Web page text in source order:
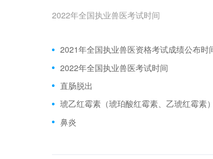
2022年全国执业兽医考试时间
2022年全国执业兽医考试时间
直肠脱出
琥乙红霉素（琥珀酸红霉素、乙琥红霉素）
鼻炎